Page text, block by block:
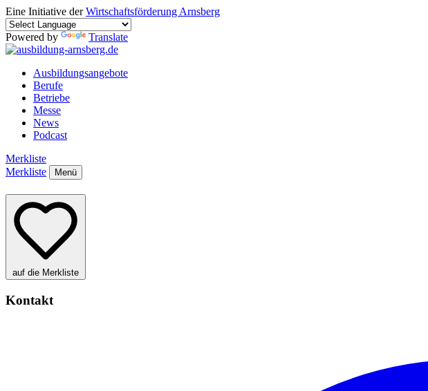
Eine Initiative derWirtschaftsförderung Arnsberg
Powered by Translate
Ausbildungsangebote
Berufe
Betriebe
Messe
News
Podcast
Merkliste
Merkliste
Menü
auf die Merkliste
Kontakt